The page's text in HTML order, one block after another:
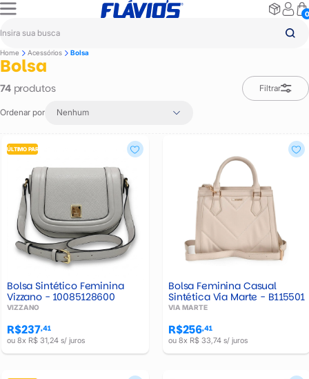
0
Home Acessórios Bolsa
Bolsa
74produtos Filtrar
Ordenar por Nenhum
ÚLTIMO PAR
Bolsa Sintético Feminina
Vizzano - 10085128600
VIZZANO
R$237,41
ou 8x R$ 31,24 s/ juros
Bolsa Feminina Casual
Sintética Via Marte - B115501
VIA MARTE
R$256,41
ou 8x R$ 33,74 s/ juros